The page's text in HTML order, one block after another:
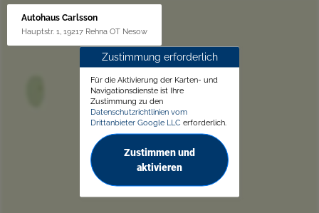
Autohaus Carlsson
Hauptstr. 1, 19217 Rehna OT Nesow
Zustimmung erforderlich
Für die Aktivierung der Karten- und
Navigationsdienste ist Ihre
Zustimmung zu den
Datenschutzrichtlinien vom
Drittanbieter Google LLC erforderlich.
Zustimmen und
aktivieren